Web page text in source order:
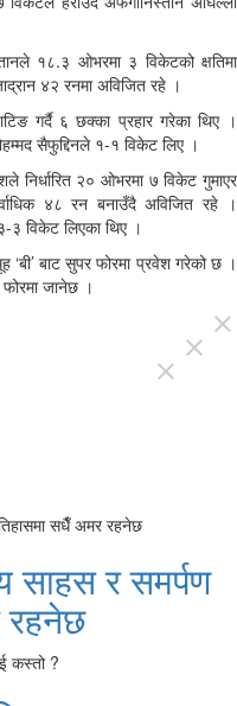
१८.३ ओभरमा ३ विकेटको क्षतिमा
४२ रनमा अविजित रहे ।
गर्दै ६ छक्का प्रहार गरेका थिए ।
सैफुद्दिनले १-१ विकेट लिए ।
निर्धारित २० ओभरमा ७ विकेट गुमाएर
४८ रन बनाउँदै अविजित रहे ।
३ विकेट लिएका थिए ।
बाट सुपर फोरमा प्रवेश गरेको छ ।
जानेछ ।
close
close
close
साहस र समर्पण
रहनेछ